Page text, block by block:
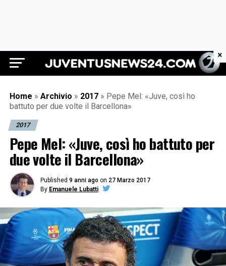
Juventus News 24
Home » Archivio » 2017 » Pepe Mel: «Juve, così ho
battuto per due volte il Barcellona»
2017
Pepe Mel: «Juve, così ho battuto per
due volte il Barcellona»
Published 9 anni ago on 27 Marzo 2017
By Emanuele Lubatti
×